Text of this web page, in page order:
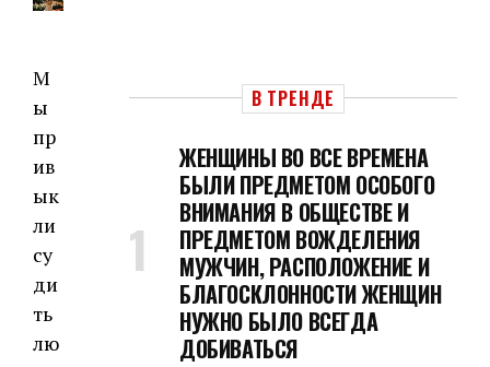
М
ы
пр
ив
ык
ли
су
ди
ть
лю
В ТРЕНДЕ
ЖЕНЩИНЫ ВО ВСЕ ВРЕМЕНА
БЫЛИ ПРЕДМЕТОМ ОСОБОГО
ВНИМАНИЯ В ОБЩЕСТВЕ И
ПРЕДМЕТОМ ВОЖДЕЛЕНИЯ
МУЖЧИН, РАСПОЛОЖЕНИЕ И
БЛАГОСКЛОННОСТИ ЖЕНЩИН
НУЖНО БЫЛО ВСЕГДА
ДОБИВАТЬСЯ